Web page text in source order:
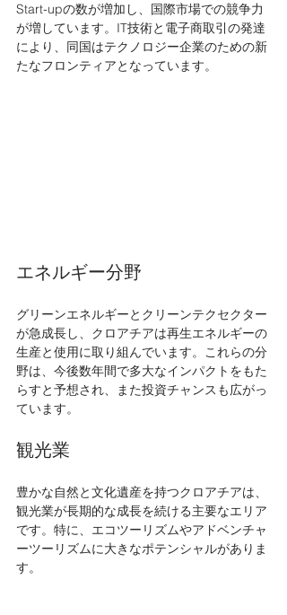
Start-upの数が増加し、国際市場での競争力
が増しています。IT技術と電子商取引の発達
により、同国はテクノロジー企業のための新
たなフロンティアとなっています。
エネルギー分野
グリーンエネルギーとクリーンテクセクター
が急成長し、クロアチアは再生エネルギーの
生産と使用に取り組んでいます。これらの分
野は、今後数年間で多大なインパクトをもた
らすと予想され、また投資チャンスも広がっ
ています。
観光業
豊かな自然と文化遺産を持つクロアチアは、
観光業が長期的な成長を続ける主要なエリア
です。特に、エコツーリズムやアドベンチャ
ーツーリズムに大きなポテンシャルがありま
す。